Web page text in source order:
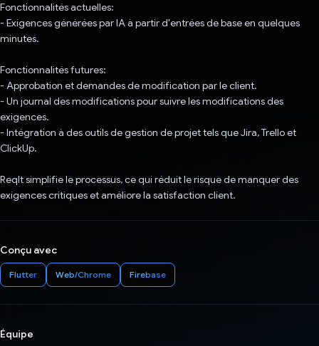
Fonctionnalités actuelles:
- Exigences générées par IA à partir d'entrées de base en quelques
minutes.
Fonctionnalités futures:
- Approbation et demandes de modification par le client.
- Un journal des modifications pour suivre les modifications des
exigences.
- Intégration à des outils de gestion de projet tels que Jira, Trello et
ClickUp.
ReqIt simplifie le processus, ce qui réduit le risque de manquer des
exigences critiques et améliore la satisfaction client.
Conçu avec
Flutter Web/Chrome Firebase
Équipe